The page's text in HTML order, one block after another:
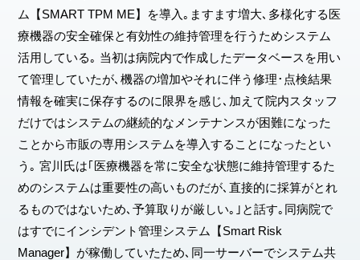
ム【SMART TPM ME】を導入｡ますます増大､多様化する医
療機器の安全確保と有効性の維持管理を行うためシステム
活用している｡ 当初は病院内で作成したデータベースを用い
て管理していたが､機器の増加やそれに伴う修理･点検結果
情報を確実に保存するのに限界を感じ､加えて院内スタッフ
だけではシステムの継続的なメンテナンスが困難になった
ことから市販の専用システムを導入することになったとい
う｡ 宮川氏は｢医療機器を常に安全な状態に維持管理するた
めのシステムは重要性の高いものだが､直接的に採算がとれ
るものではないため､予算取りが厳しい｡｣と話す｡同病院で
はすでにインシデント管理システム【Smart Risk
Manager】が稼働していたため､同一サーバーでシステム共